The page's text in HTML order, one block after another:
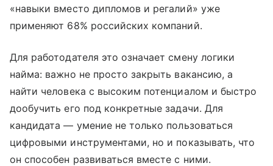
«навыки вместо дипломов и регалий» уже
применяют 68% российских компаний.
Для работодателя это означает смену логики
найма: важно не просто закрыть вакансию, а
найти человека с высоким потенциалом и быстро
дообучить его под конкретные задачи. Для
кандидата — умение не только пользоваться
цифровыми инструментами, но и показывать, что
он способен развиваться вместе с ними.